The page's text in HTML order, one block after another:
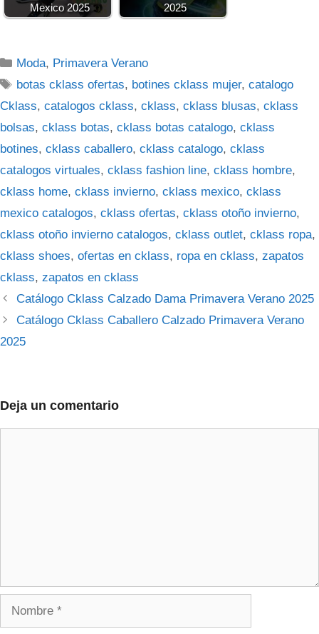
Mexico 2025
2025
Categorías
Moda, Primavera Verano
Etiquetas
botas cklass ofertas, botines cklass mujer,catalogo
Cklass, catalogos cklass, cklass, cklass blusas, cklass
bolsas, cklass botas, cklass botas catalogo, cklass
botines, cklass caballero, cklass catalogo, cklass
catalogos virtuales, cklass fashion line, cklass hombre,
cklass home, cklass invierno, cklass mexico, cklass
mexico catalogos, cklass ofertas, cklass otoño invierno,
cklass otoño invierno catalogos, cklass outlet, cklass ropa,
cklass shoes, ofertas en cklass, ropa en cklass, zapatos
cklass, zapatos en cklass
Catálogo Cklass Calzado Dama Primavera Verano 2025
Catálogo Cklass Caballero Calzado Primavera Verano
2025
Deja un comentario